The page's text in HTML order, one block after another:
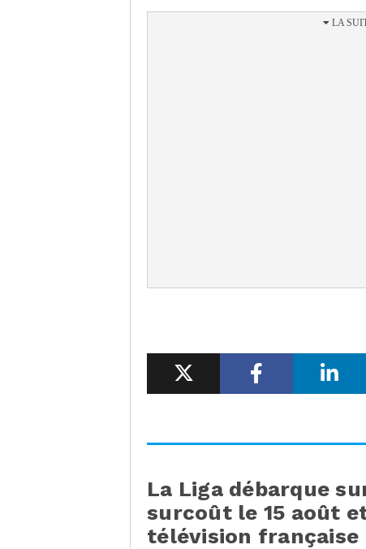
La Liga débarque
surcoût le 15 août
télévision française